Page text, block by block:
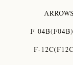
F-04B(F04B)
F-